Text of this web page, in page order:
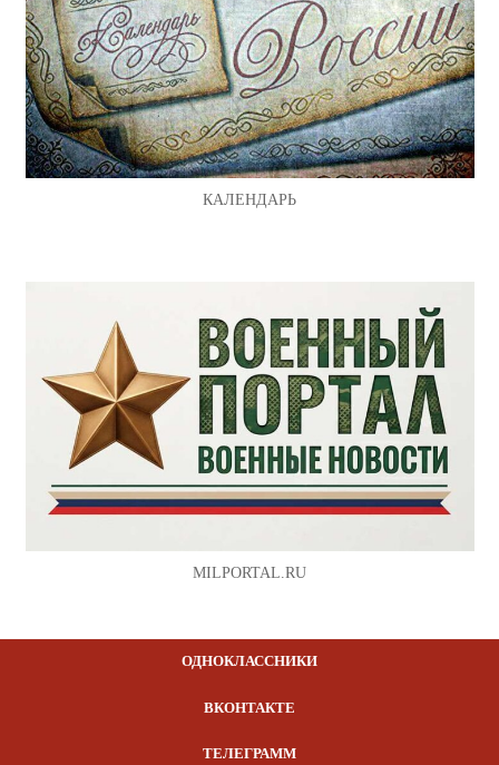
КАЛЕНДАРЬ
MILPORTAL.RU
ОДНОКЛАССНИКИ
ВКОНТАКТЕ
ТЕЛЕГРАММ